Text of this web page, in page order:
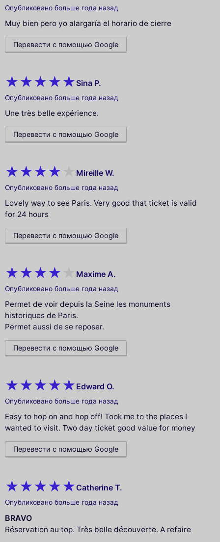
Опубликовано больше года назад
Muy bien pero yo alargaría el horario de cierre
Перевести с помощью Google
Sina P.
Опубликовано больше года назад
Une très belle expérience.
Перевести с помощью Google
Mireille W.
Опубликовано больше года назад
Lovely way to see Paris. Very good that ticket is valid
for 24 hours
Перевести с помощью Google
Maxime A.
Опубликовано больше года назад
Permet de voir depuis la Seine les monuments
historiques de Paris.
Permet aussi de se reposer.
Перевести с помощью Google
Edward O.
Опубликовано больше года назад
Easy to hop on and hop off! Took me to the places I
wanted to visit. Two day ticket good value for money
Перевести с помощью Google
Catherine T.
Опубликовано больше года назад
BRAVO
Réservation au top. Très belle découverte. A refaire